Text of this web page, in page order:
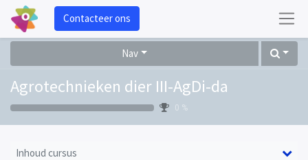
Contacteer ons
Nav
Agrotechnieken dier III-AgDi-da
0 %
Inhoud cursus